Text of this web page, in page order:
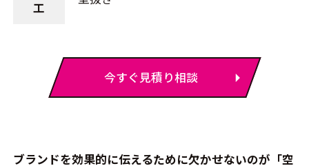
工
今すぐ見積り相談
ブランドを効果的に伝えるために欠かせないのが「空